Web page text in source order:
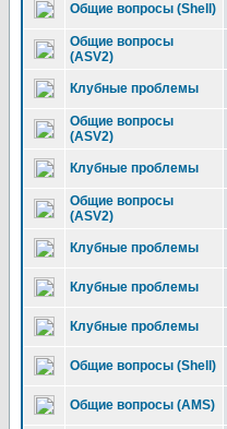
Общие вопросы (Shell)
Общие вопросы
(ASV2)
Клубные проблемы
Общие вопросы
(ASV2)
Клубные проблемы
Общие вопросы
(ASV2)
Клубные проблемы
Клубные проблемы
Клубные проблемы
Общие вопросы (Shell)
Общие вопросы (AMS)